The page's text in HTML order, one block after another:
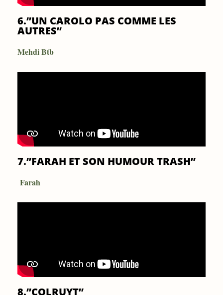
6.”UN CAROLO PAS COMME LES
AUTRES”
Mehdi Btb
7.”FARAH ET SON HUMOUR TRASH”
Farah
8.”COLRUYT”